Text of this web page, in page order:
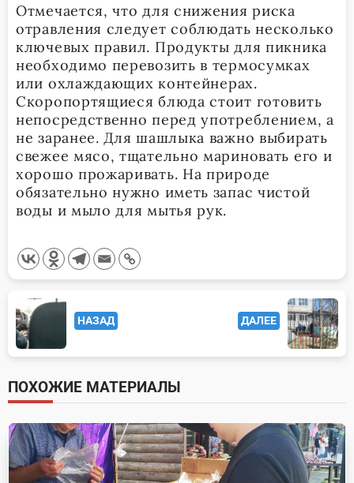
Отмечается, что для снижения риска
отравления следует соблюдать несколько
ключевых правил. Продукты для пикника
необходимо перевозить в термосумках
или охлаждающих контейнерах.
Скоропортящиеся блюда стоит готовить
непосредственно перед употреблением, а
не заранее. Для шашлыка важно выбирать
свежее мясо, тщательно мариновать его и
хорошо прожаривать. На природе
обязательно нужно иметь запас чистой
воды и мыло для мытья рук.
<span
class="nav-
subtitle
screen-
reader-
text">Page</span>
НАЗАД ДАЛЕЕ
ПОХОЖИЕ МАТЕРИАЛЫ